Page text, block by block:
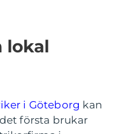
lokal
i Göteborg kan
första brukar